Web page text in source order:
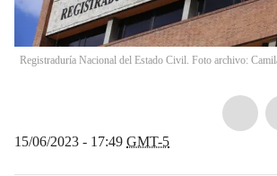
Registraduría Nacional del Estado Civil. Foto archivo:
15/06/2023 - 17:49 GMT-5